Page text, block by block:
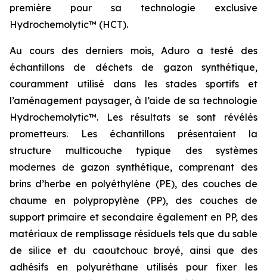
première pour sa technologie exclusive
Hydrochemolytic™ (HCT).
Au cours des derniers mois, Aduro a testé des
échantillons de déchets de gazon synthétique,
couramment utilisé dans les stades sportifs et
l’aménagement paysager, à l’aide de sa technologie
Hydrochemolytic™. Les résultats se sont révélés
prometteurs. Les échantillons présentaient la
structure multicouche typique des systèmes
modernes de gazon synthétique, comprenant des
brins d’herbe en polyéthylène (PE), des couches de
chaume en polypropylène (PP), des couches de
support primaire et secondaire également en PP, des
matériaux de remplissage résiduels tels que du sable
de silice et du caoutchouc broyé, ainsi que des
adhésifs en polyuréthane utilisés pour fixer les